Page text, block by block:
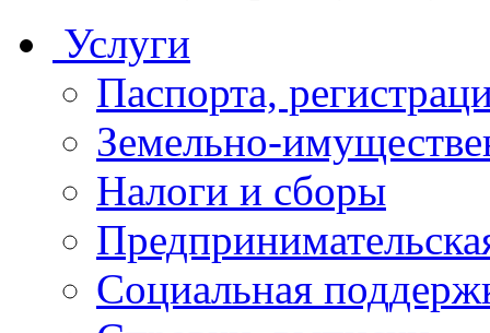
Услуги
Паспорта,
Земельно-
Налоги и сборы
Социальная